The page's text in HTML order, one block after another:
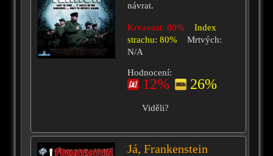
návrat.
Krvavost: 80%
Index
strachu: 80%
Mrtvých:
N/A
Hodnocení:
12% 26%
Viděli?
Já, Frankenstein